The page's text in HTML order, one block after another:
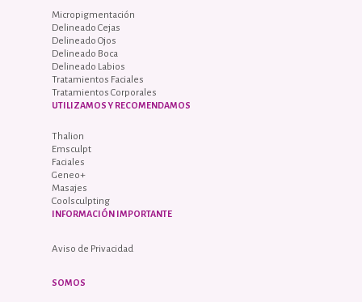
Micropigmentación
Delineado Cejas
Delineado Ojos
Delineado Boca
Delineado Labios
Tratamientos Faciales
Tratamientos Corporales
UTILIZAMOS Y RECOMENDAMOS
Thalion
Emsculpt
Faciales
Geneo+
Masajes
Coolsculpting
INFORMACIÓN IMPORTANTE
Aviso de Privacidad
SOMOS